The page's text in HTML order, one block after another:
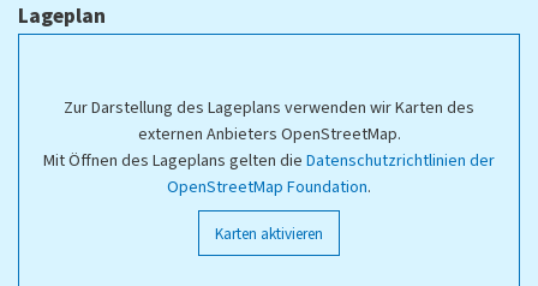
Lageplan
Zur Darstellung des Lageplans verwenden wir Karten des
externen Anbieters OpenStreetMap.
Mit Öffnen des Lageplans gelten die Datenschutzrichtlinien der
OpenStreetMap Foundation.
Karten aktivieren